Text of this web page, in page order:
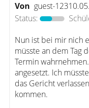
Von guest-
Status:
Nun ist bei mir nich
müsste an dem Tag
Termin
angesetzt. Ich
das Gericht
kommen.